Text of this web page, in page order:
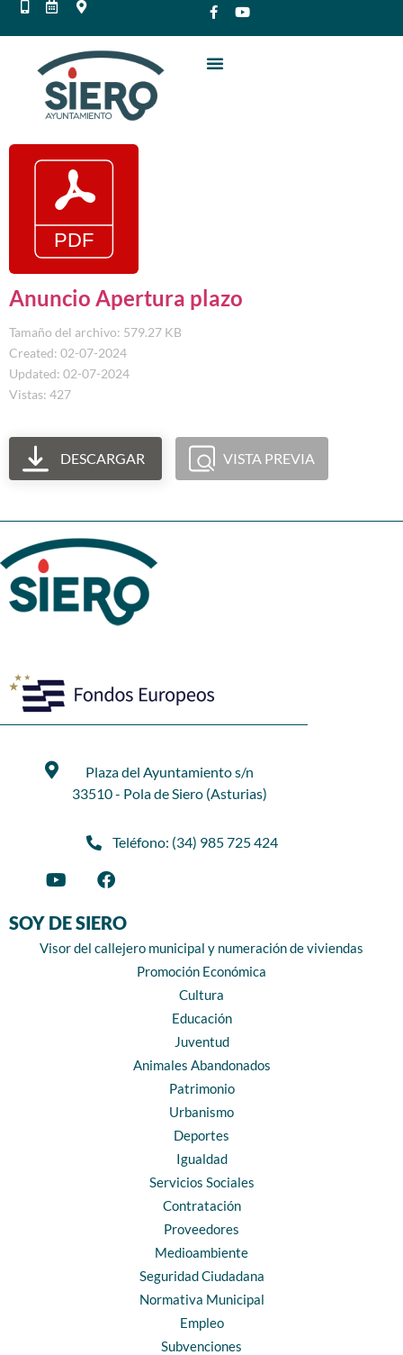
Anuncio Apertura plazo
Tamaño del archivo: 579.27 KB
Created: 02-07-2024
Updated: 02-07-2024
Vistas: 427
DESCARGAR VISTA PREVIA
Plaza del Ayuntamiento s/n
33510 - Pola de Siero (Asturias)
Teléfono: (34) 985 725 424
SOY DE SIERO
Visor del callejero municipal y numeración de viviendas
Promoción Económica
Cultura
Educación
Juventud
Animales Abandonados
Patrimonio
Urbanismo
Deportes
Igualdad
Servicios Sociales
Contratación
Proveedores
Medioambiente
Seguridad Ciudadana
Normativa Municipal
Empleo
Subvenciones